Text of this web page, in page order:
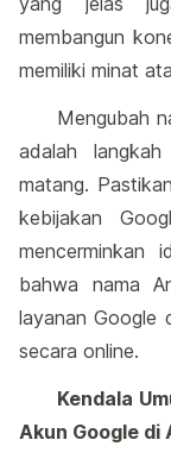
membangun
memiliki minat
Mengubah
adalah
matang.
kebijakan
mencerminkan
bahwa nama
layanan Google
secara online.
Kendala
Akun Google di